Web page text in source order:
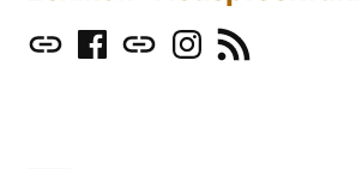
MastodonFacebook
BlueskyInstagram
RSS